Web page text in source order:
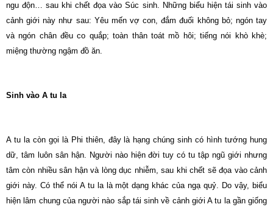
ngu độn… sau khi chết đọa vào Súc sinh. Những biểu hiện tái sinh vào
cảnh giới này như sau: Yêu mến vợ con, đắm đuối không bỏ; ngón tay
và ngón chân đều co quắp; toàn thân toát mồ hôi; tiếng nói khò khè;
miệng thường ngậm đồ ăn.
Sinh vào A tu la
A tu la còn gọi là Phi thiên, đây là hạng chúng sinh có hình tướng hung
dữ, tâm luôn sân hận. Người nào hiện đời tuy có tu tập ngũ giới nhưng
tâm còn nhiều sân hận và lòng dục nhiễm, sau khi chết sẽ đọa vào cảnh
giới này. Có thể nói A tu la là một dạng khác của ngạ quỷ. Do vậy, biểu
hiện lâm chung của người nào sắp tái sinh về cảnh giới A tu la gần giống